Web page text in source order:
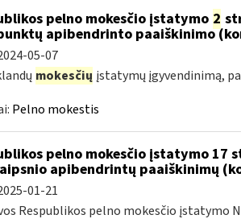
pelno mokesčio įstatymo 2
apibendrinto paaiškinimo
05-07
mokesčių įstatymų įgyvendinimą,
Pelno mokestis
pelno mokesčio įstatymo 17
apibendrintų paaiškinimų
01-21
Respublikos pelno mokesčio įstatymo